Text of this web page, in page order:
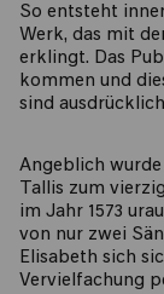
So entsteht
Werk, das mit
erklingt. Das
kommen und
sind
Angeblich
Tallis zum
im Jahr 1573
von nur zwei
Elisabeth sich
Vervielfachung